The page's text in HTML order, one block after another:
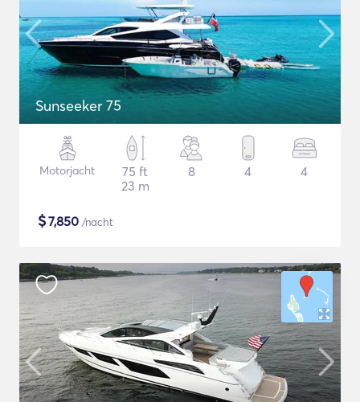
Sunseeker 75
Motorjacht
75 ft
23 m
8 4 4
$7,850 /nacht